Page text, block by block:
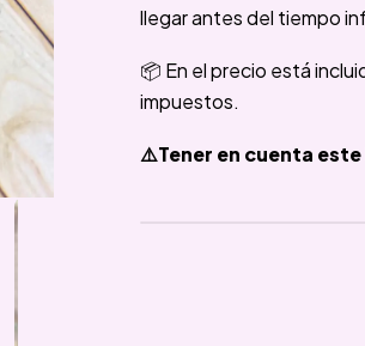
llegar antes del tiempo
📦 En el precio está
impuestos.
⚠️Tener en cuenta